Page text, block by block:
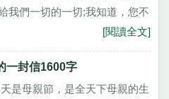
我們一切的一切;我知道，您不
[閱讀全文]
封信1600字
是母親節，是全天下母親的生